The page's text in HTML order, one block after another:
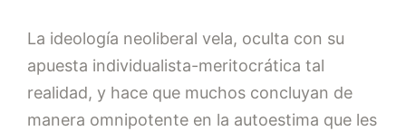
La ideología neoliberal vela, oculta con su
apuesta individualista-meritocrática tal
realidad, y hace que muchos concluyan de
manera omnipotente en la autoestima que les